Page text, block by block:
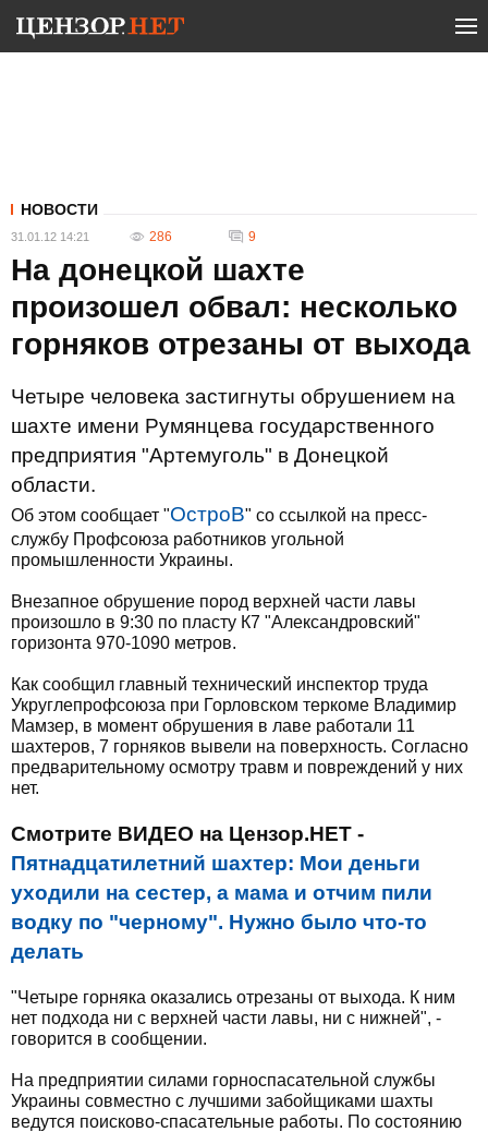
НОВОСТИ
31.01.12 14:21 286 9
На донецкой шахте
произошел обвал: несколько
горняков отрезаны от выхода
Четыре человека застигнуты обрушением на
шахте имени Румянцева государственного
предприятия "Артемуголь" в Донецкой
области.
Об этом сообщает "ОстроВ" со ссылкой на пресс-
службу Профсоюза работников угольной
промышленности Украины.
Внезапное обрушение пород верхней части лавы
произошло в 9:30 по пласту К7 "Александровский"
горизонта 970-1090 метров.
Как сообщил главный технический инспектор труда
Укруглепрофсоюза при Горловском теркоме Владимир
Мамзер, в момент обрушения в лаве работали 11
шахтеров, 7 горняков вывели на поверхность. Согласно
предварительному осмотру травм и повреждений у них
нет.
Смотрите ВИДЕО на Цензор.НЕТ -
Пятнадцатилетний шахтер: Мои деньги
уходили на сестер, а мама и отчим пили
водку по "черному". Нужно было что-то
делать
"Четыре горняка оказались отрезаны от выхода. К ним
нет подхода ни с верхней части лавы, ни с нижней", -
говорится в сообщении.
На предприятии силами горноспасательной службы
Украины совместно с лучшими забойщиками шахты
ведутся поисково-спасательные работы. По состоянию